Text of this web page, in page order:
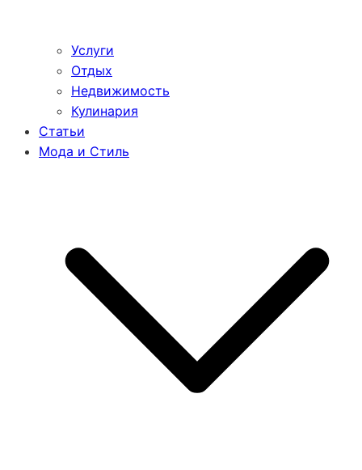
Услуги
Отдых
Недвижимость
Кулинария
Статьи
Мода и Стиль